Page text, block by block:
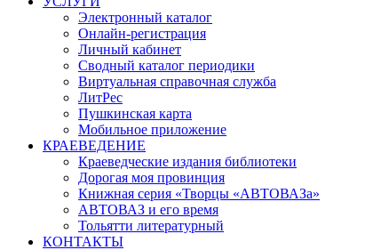
Электронный каталог
Онлайн-регистрация
Личный кабинет
Сводный каталог периодики
Виртуальная справочная служба
ЛитРес
Пушкинская карта
Мобильное приложение
КРАЕВЕДЕНИЕ
Краеведческие издания библиотеки
Дорогая моя провинция
Книжная серия «Творцы «АВТОВАЗа»
АВТОВАЗ и его время
Тольятти литературный
КОНТАКТЫ